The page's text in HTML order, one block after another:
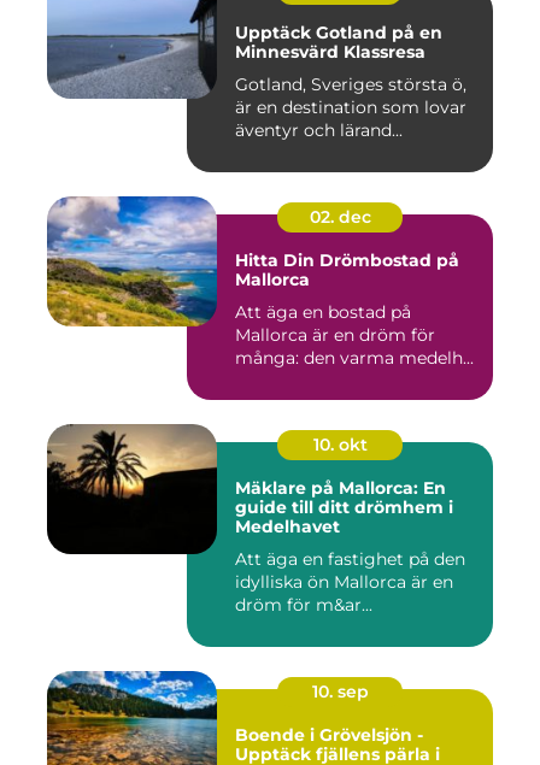
Upptäck Gotland på en
Minnesvärd Klassresa
Gotland, Sveriges största ö,
är en destination som lovar
äventyr och lärand...
02. dec
Hitta Din Drömbostad på
Mallorca
Att äga en bostad på
Mallorca är en dröm för
många: den varma medelh...
10. okt
Mäklare på Mallorca: En
guide till ditt drömhem i
Medelhavet
Att äga en fastighet på den
idylliska ön Mallorca är en
dröm för m&ar...
10. sep
Boende i Grövelsjön -
Upptäck fjällens pärla i